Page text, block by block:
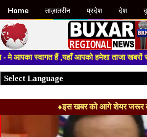
स्वागत हैं ,यहाँ आपको हमेशा ताजा खबरों से
♦इस खबर को आगे शेयर जरूर
Home ताज़ातरीन प्रदेश देश